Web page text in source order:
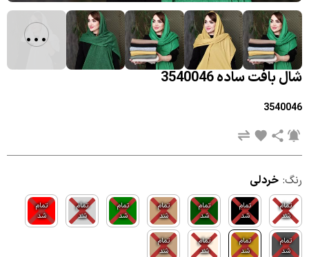
شال بافت ساده 3540046
3540046
رنگ: خردلی
تمام
شد
تمام
شد
تمام
شد
تمام
شد
تمام
شد
تمام
شد
تمام
شد
تمام
شد
تمام
شد
تمام
شد
تمام
شد
...